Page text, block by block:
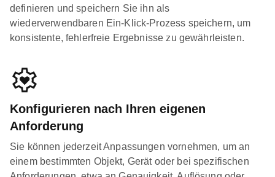
definieren und speichern Sie ihn als
wiederverwendbaren Ein-Klick-Prozess speichern, um
konsistente, fehlerfreie Ergebnisse zu gewährleisten.
Konfigurieren nach Ihren eigenen
Anforderung
Sie können jederzeit Anpassungen vornehmen, um an
einem bestimmten Objekt, Gerät oder bei spezifischen